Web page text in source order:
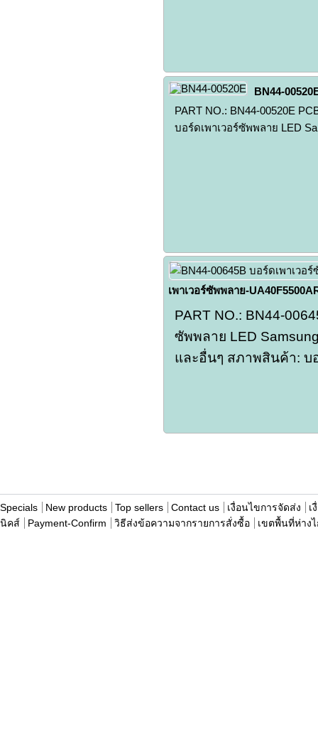
BN44-
PART NO.: BN44-00520E
บอร์ดเพาเวอร์ซัพพลาย LED
เพาเวอร์ซัพพลาย-
PART NO.: BN44-
ซัพพลาย LED
และอื่นๆ สภาพสินค้า: บ
Specials New products Top sellers Contact us เงื่อนไขการจัดส่ง
เ
นิคส์
Payment-Confirm วิธีส่งข้อความจากรายการสั่งซื้อ เขตพื้นที่ห่าง